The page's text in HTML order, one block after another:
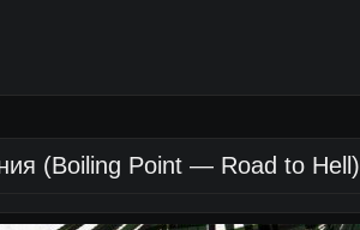
(Boiling Point — Road to Hell)